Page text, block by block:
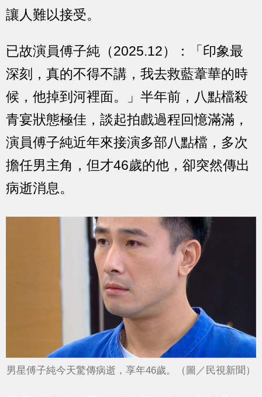
讓人難以接受。
已故演員傅子純（2025.12）：「印象最
深刻，真的不得不講，我去救藍葦華的時
候，他掉到河裡面。」半年前，八點檔殺
青宴狀態極佳，談起拍戲過程回憶滿滿，
演員傅子純近年來接演多部八點檔，多次
擔任男主角，但才46歲的他，卻突然傳出
病逝消息。
男星傅子純今天驚傳病逝，享年46歲。（圖／民視新聞）